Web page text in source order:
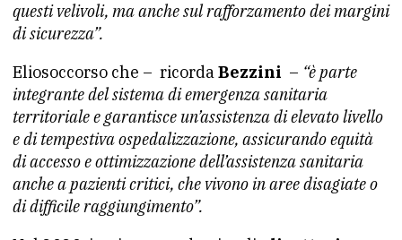
questi velivoli, ma anche sul rafforzamento dei margini
di sicurezza”.
Eliosoccorso che – ricordaBezzini – “è parte
integrante del sistema di emergenza sanitaria
territoriale e garantisce un’assistenza di elevato livello
e di tempestiva ospedalizzazione, assicurando equità
di accesso e ottimizzazione dell’assistenza sanitaria
anche a pazienti critici, che vivono in aree disagiate o
di difficile raggiungimento”.